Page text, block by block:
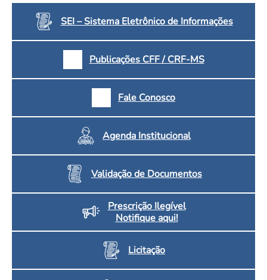
SEI – Sistema Eletrônico de Informações
Publicações CFF / CRF-MS
Fale Conosco
Agenda Institucional
Validação de Documentos
Prescrição Ilegível
Notifique aqui!
Licitação